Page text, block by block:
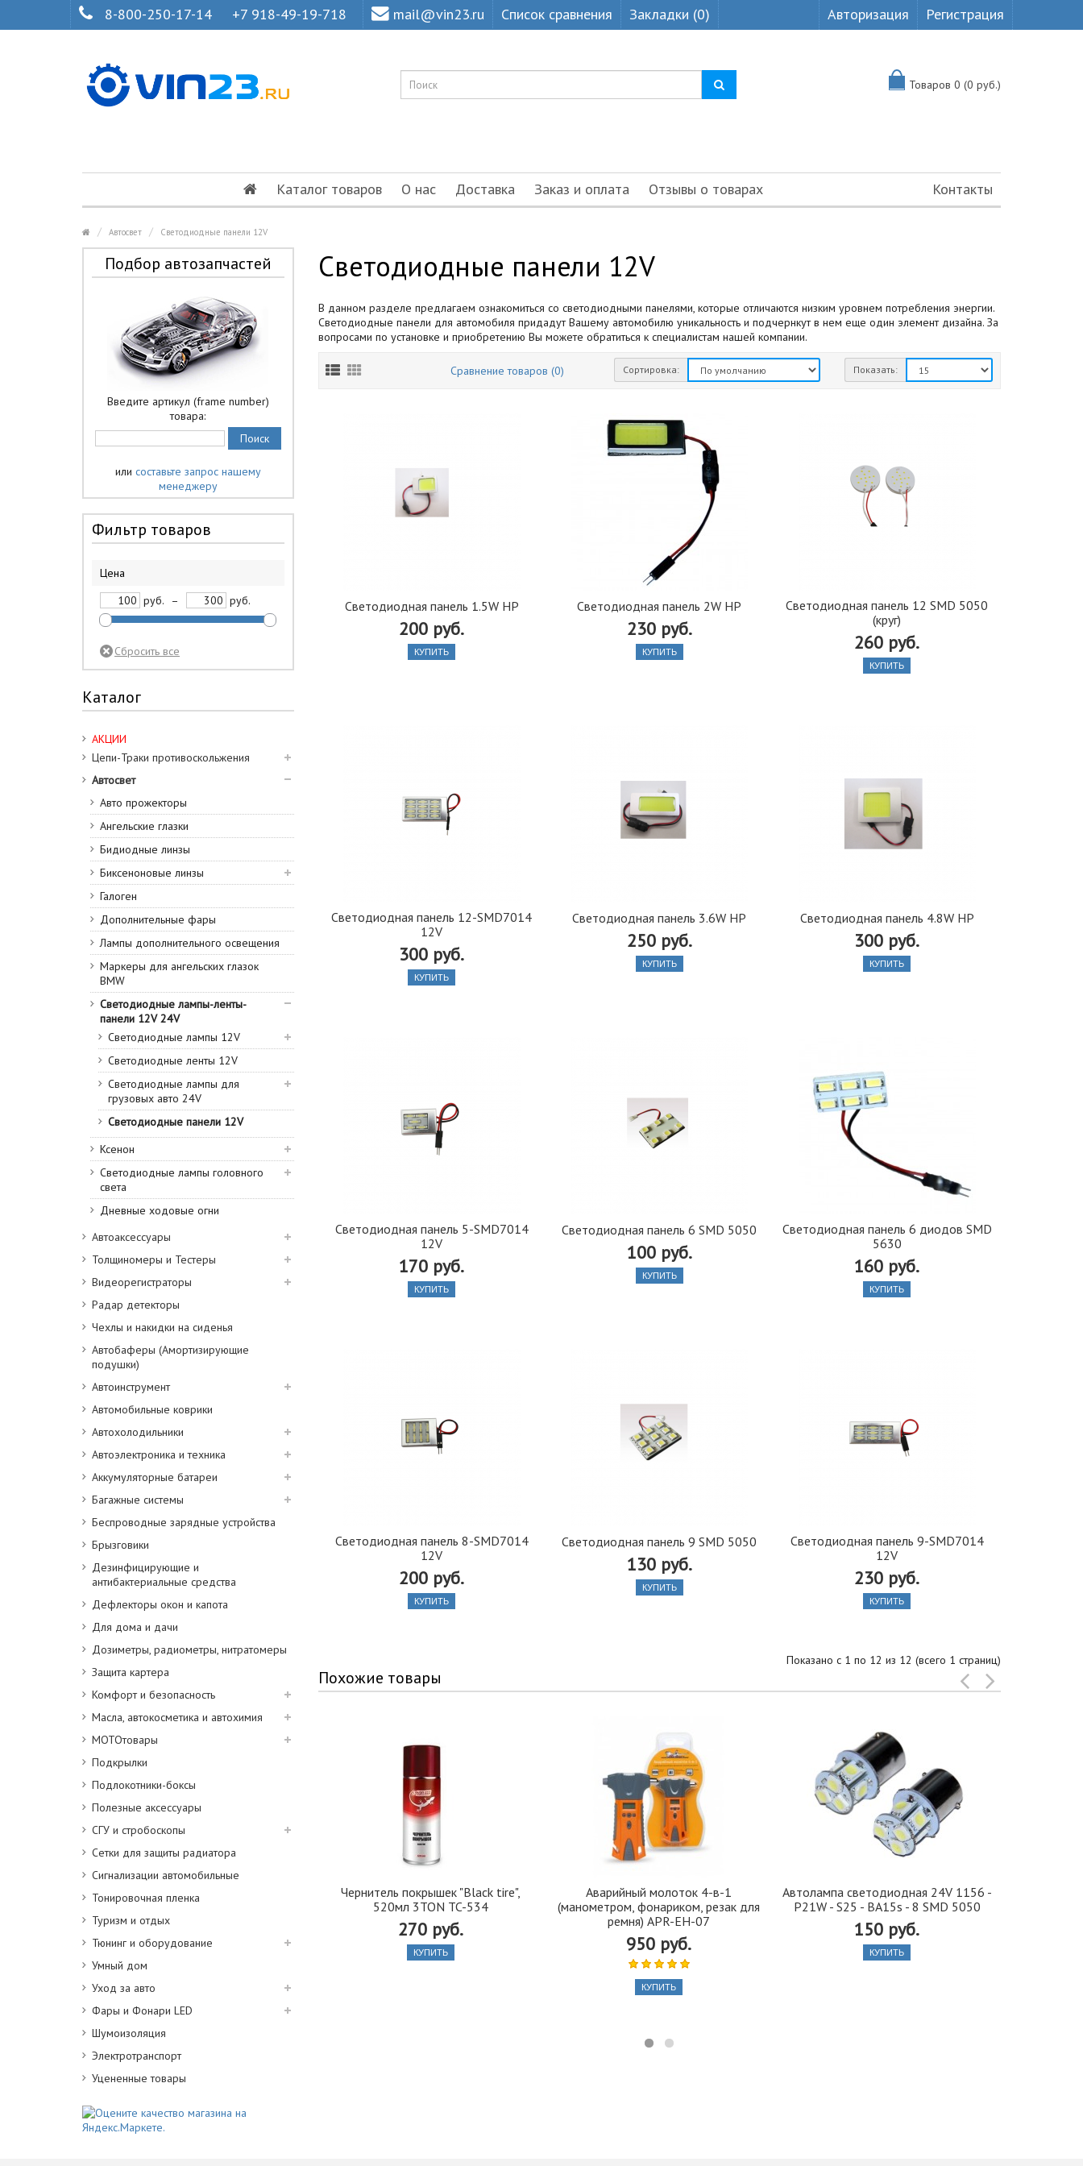
8-800-250-17-14 +7 918-49-19-718 mail@vin23.ru Список сравнения Закладки (0) Авторизация Регистрация
Товаров 0 (0 руб.)
Каталог товаров О нас Доставка Заказ и оплата Отзывы о товарах Контакты
Автосвет Светодиодные панели 12V
Подбор автозапчастей
Введите артикул (frame number)
товара:
или составьте запрос нашему
менеджеру
Фильтр товаров
Цена
руб.
– руб.
Каталог
АКЦИИ
Цепи-Траки противоскольжения
Автосвет
Авто прожекторы
Ангельские глазки
Бидиодные линзы
Биксеноновые линзы
Галоген
Дополнительные фары
Лампы дополнительного освещения
Маркеры для ангельских глазок
BMW
Светодиодные лампы-ленты-
панели 12V 24V
Светодиодные лампы 12V
Светодиодные ленты 12V
Светодиодные лампы для
грузовых авто 24V
Светодиодные панели 12V
Ксенон
Светодиодные лампы головного
света
Дневные ходовые огни
Автоаксессуары
Толщиномеры и Тестеры
Видеорегистраторы
Радар детекторы
Чехлы и накидки на сиденья
Автобаферы (Амортизирующие
подушки)
Автоинструмент
Автомобильные коврики
Автохолодильники
Автоэлектроника и техника
Аккумуляторные батареи
Багажные системы
Беспроводные зарядные устройства
Брызговики
Дезинфицирующие и
антибактериальные средства
Дефлекторы окон и капота
Для дома и дачи
Дозиметры, радиометры, нитратомеры
Защита картера
Комфорт и безопасность
Масла, автокосметика и автохимия
МОТОтовары
Подкрылки
Подлокотники-боксы
Полезные аксессуары
СГУ и стробоскопы
Сетки для защиты радиатора
Сигнализации автомобильные
Тонировочная пленка
Туризм и отдых
Тюнинг и оборудование
Умный дом
Уход за авто
Фары и Фонари LED
Шумоизоляция
Электротранспорт
Уцененные товары
Светодиодные панели 12V
В данном разделе предлагаем ознакомиться со светодиодными панелями, которые отличаются низким уровнем потребления энергии.
Светодиодные панели для автомобиля придадут Вашему автомобилю уникальность и подчернкут в нем еще один элемент дизайна. За
вопросами по установке и приобретению Вы можете обратиться к специалистам нашей компании.
Сравнение товаров (0) Сортировка: Показать:
Светодиодная панель 1.5W HP
200 руб.
КУПИТЬ
Светодиодная панель 2W HP
230 руб.
КУПИТЬ
Светодиодная панель 12 SMD 5050
(круг)
260 руб.
КУПИТЬ
Светодиодная панель 12-SMD7014
12V
300 руб.
КУПИТЬ
Светодиодная панель 3.6W HP
250 руб.
КУПИТЬ
Светодиодная панель 4.8W HP
300 руб.
КУПИТЬ
Светодиодная панель 5-SMD7014
12V
170 руб.
КУПИТЬ
Светодиодная панель 6 SMD 5050
100 руб.
КУПИТЬ
Светодиодная панель 6 диодов SMD
5630
160 руб.
КУПИТЬ
Светодиодная панель 8-SMD7014
12V
200 руб.
КУПИТЬ
Светодиодная панель 9 SMD 5050
130 руб.
КУПИТЬ
Светодиодная панель 9-SMD7014
12V
230 руб.
КУПИТЬ
Показано с 1 по 12 из 12 (всего 1 страниц)
Похожие товары
Чернитель покрышек "Black tire",
520мл 3TON TC-534
270 руб.
КУПИТЬ
Аварийный молоток 4-в-1
(манометром, фонариком, резак для
ремня) APR-EH-07
950 руб.
КУПИТЬ
Автолампа cветодиодная 24V 1156 -
P21W - S25 - BA15s - 8 SMD 5050
150 руб.
КУПИТЬ